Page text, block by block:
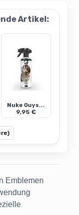
Artikel:
Nuke Guys...
9,95 €
Emblemen